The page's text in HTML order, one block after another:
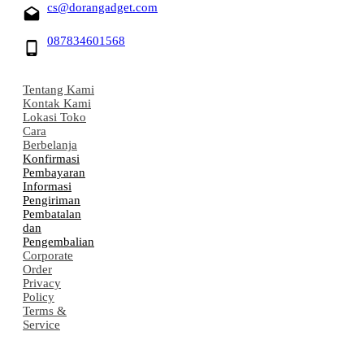
cs@dorangadget.com
087834601568
Tentang Kami
Kontak Kami
Lokasi Toko
Cara
Berbelanja
Konfirmasi
Pembayaran
Informasi
Pengiriman
Pembatalan
dan
Pengembalian
Corporate
Order
Privacy
Policy
Terms &
Service